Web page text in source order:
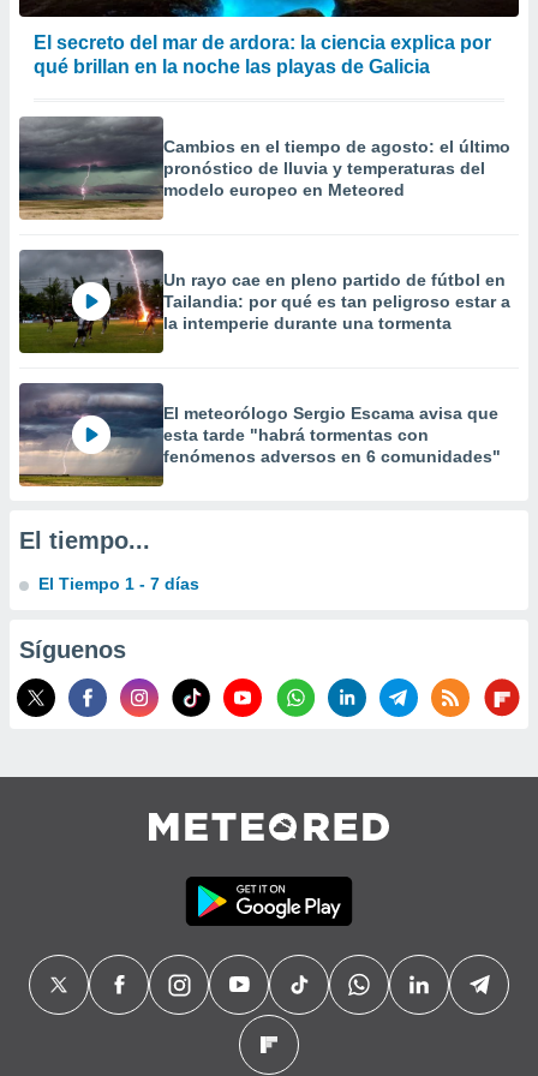
e
mediante
de
1199
El secreto del mar de ardora: la ciencia explica por
qué brillan en la noche las playas de Galicia
Cambios en el tiempo de agosto: el último
pronóstico de lluvia y temperaturas del
modelo europeo en Meteored
Un rayo cae en pleno partido de fútbol en
Tailandia: por qué es tan peligroso estar a
la intemperie durante una tormenta
El meteorólogo Sergio Escama avisa que
esta tarde "habrá tormentas con
fenómenos adversos en 6 comunidades"
El tiempo...
El Tiempo 1 - 7 días
Síguenos